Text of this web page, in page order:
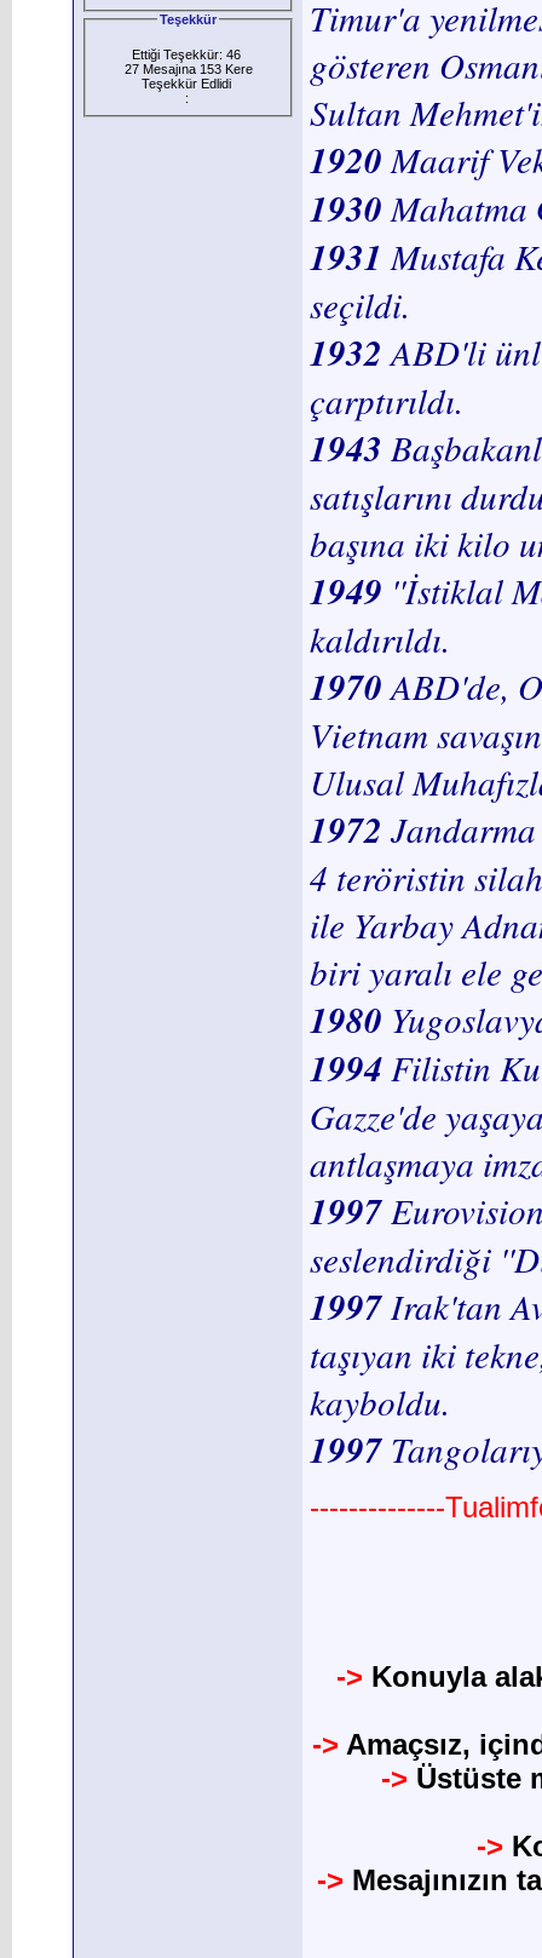
Teşekkür
Ettiği Teşekkür: 46
27 Mesajına 153 Kere
Teşekkür Edlidi
:
Timur'a
gösteren
Sultan
1920Maarif
1930Mahatma
1931Mustafa
seçildi.
1932ABD'li
çarptırıldı.
1943
satışlarını
başına iki kilo
1949 ''İstiklal
kaldırıldı.
1970ABD'de,
Vietnam
Ulusal
1972
4 teröristin
ile Yarbay
biri yaralı ele
1980
1994Filistin
Gazze'de
antlaşmaya
1997
seslendirdiği
1997Irak'tan
taşıyan iki
kayboldu.
1997
--------------
-> Konuyla
-> Amaçsız,
-> Üstüste
->
-> Mesajınızın